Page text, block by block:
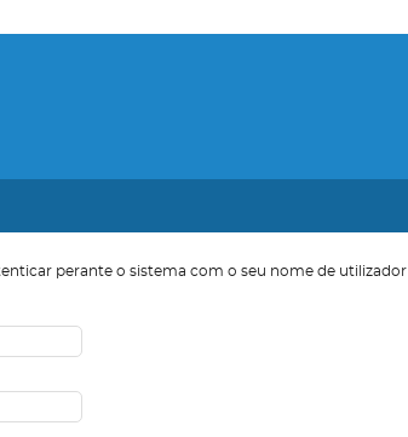
perante o sistema com o seu nome de utilizador